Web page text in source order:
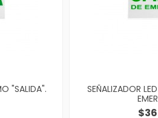
"SALIDA".
SEÑALIZADOR